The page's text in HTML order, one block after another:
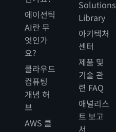
에이전틱
AI란 무
엇인가
요?
클라우드
컴퓨팅
개념 허
브
AWS 클
Solutions
Library
아키텍처
센터
제품 및
기술 관
련 FAQ
애널리스
트 보고
서